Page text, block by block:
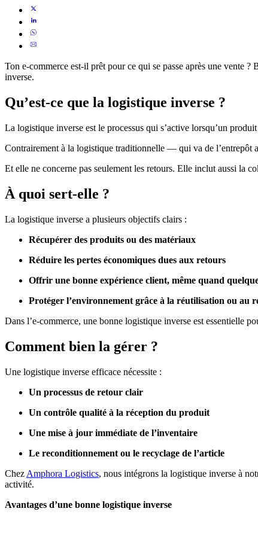
Ton e-commerce est-il prêt pour ce qui se passe après une vente
inverse.
Qu’est-ce que la logistique inverse ?
La logistique inverse est le processus qui s’active lorsqu’un
Contrairement à la logistique traditionnelle — qui va de l’entrepôt
Et elle ne concerne pas seulement les retours. Elle inclut aussi la
À quoi sert-elle ?
La logistique inverse a plusieurs objectifs clairs :
Récupérer des produits ou des matériaux
Réduire les pertes économiques dues aux retours
Offrir une bonne expérience client, même quand
Protéger l’environnement grâce à la réutilisation ou au
Dans l’e-commerce, une bonne logistique inverse est essentielle
Comment bien la gérer ?
Une logistique inverse efficace nécessite :
Un processus de retour clair
Un contrôle qualité à la réception du produit
Une mise à jour immédiate de l’inventaire
Le reconditionnement ou le recyclage de l’article
Chez Amphora Logistics, nous intégrons la logistique inverse à
activité.
Avantages d’une bonne logistique inverse